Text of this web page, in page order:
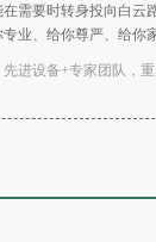
在需要时转身投向白
业、给你尊严、给你
进设备+专家团队，